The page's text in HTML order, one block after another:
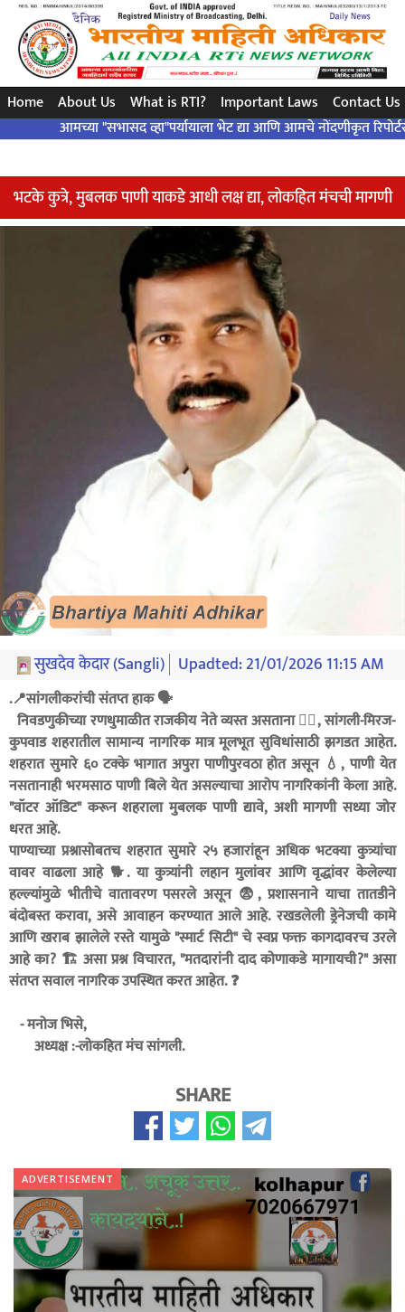
सरल सवाल..सटीक जवाब ... संविधान द्वारा ..!
Home About Us What is RTI? Important Laws
Contact Us
आमच्या "सभासद व्हा"पर्यायाला भेट द्या आणि आमचे नोंदणीकृत रिपोर्टर बना
भटके कुत्रे, मुबलक पाणी याकडे आधी लक्ष द्या, लोकहित मंचची मागणी
सुखदेव केदार (Sangli) Upadted:21/01/2026 11:15 AM
.📍सांगलीकरांची संतप्त हाक 🗣️
निवडणुकीच्या रणधुमाळीत राजकीय नेते व्यस्त असताना 🏃‍♂️, सांगली-मिरज-
कुपवाड शहरातील सामान्य नागरिक मात्र मूलभूत सुविधांसाठी झगडत आहेत.
शहरात सुमारे ६० टक्के भागात अपुरा पाणीपुरवठा होत असून 💧, पाणी येत
नसतानाही भरमसाठ पाणी बिले येत असल्याचा आरोप नागरिकांनी केला आहे.
"वॉटर ऑडिट" करून शहराला मुबलक पाणी द्यावे, अशी मागणी सध्या जोर
धरत आहे.
पाण्याच्या प्रश्नासोबतच शहरात सुमारे २५ हजारांहून अधिक भटक्या कुत्र्यांचा
वावर वाढला आहे 🐕. या कुत्र्यांनी लहान मुलांवर आणि वृद्धांवर केलेल्या
हल्ल्यांमुळे भीतीचे वातावरण पसरले असून 😨, प्रशासनाने याचा तातडीने
बंदोबस्त करावा, असे आवाहन करण्यात आले आहे. रखडलेली ड्रेनेजची कामे
आणि खराब झालेले रस्ते यामुळे "स्मार्ट सिटी" चे स्वप्न फक्त कागदावरच उरले
आहे का? 🏗️ असा प्रश्न विचारत, "मतदारांनी दाद कोणाकडे मागायची?" असा
संतप्त सवाल नागरिक उपस्थित करत आहेत. ❓
- मनोज भिसे,
अध्यक्ष :-लोकहित मंच सांगली.
SHARE
ADVERTISEMENT